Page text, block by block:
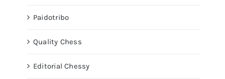
Paidotribo
Quality Chess
Editorial Chessy